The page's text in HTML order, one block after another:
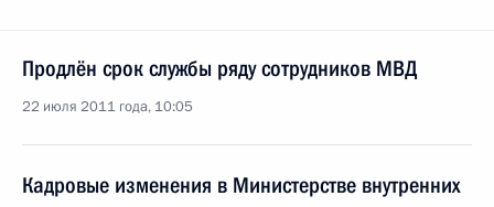
Продлён срок службы ряду сотрудников МВД
22 июля 2011 года, 10:05
Кадровые изменения в Министерстве внутренних